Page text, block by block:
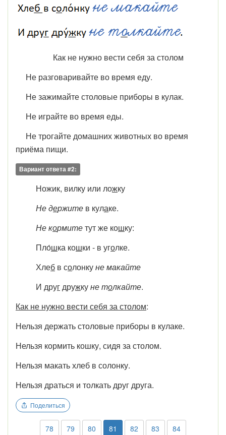
Как не нужно вести себя за столом
Не разговаривайте во время еду.
Не зажимайте столовые приборы в кулак.
Не играйте во время еды.
Не трогайте домашних животных во время
приёма пищи.
Вариант ответа #2:
Ножик, вилку или ложку
Не держите в кулаке.
Не кормитетут же кошку:
Пло́шка кошки - в уголке.
Хлеб в солонкуне макайте
И друг дружкуне толкайте.
Как не нужно вести себя за столом:
Нельзя держать столовые приборы в кулаке.
Нельзя кормить кошку, сидя за столом.
Нельзя макать хлеб в солонку.
Нельзя драться и толкать друг друга.
Поделиться
78 79 80 81 82 83 84